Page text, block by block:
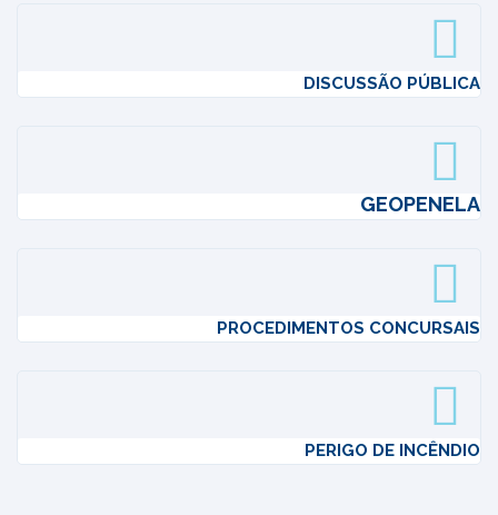
DISCUSSÃO PÚBLICA
GEOPENELA
PROCEDIMENTOS CONCURSAIS
PERIGO DE INCÊNDIO